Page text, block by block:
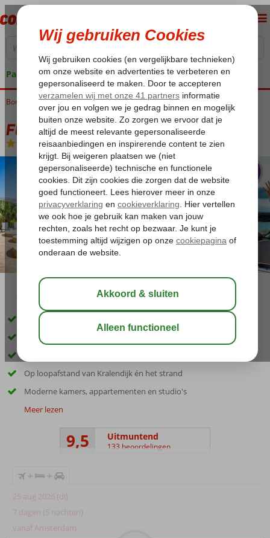
Pakketgarantie
Home
Bonaire Kralendijk Fly & Go All Seasons Appartementen
Fly & Go All Seasons Appartementen
Logies-Appartement
10:00
Inclusief huurauto
Only Adult: minimale leeftijd 13 jaar
Op loopafstand van Kralendijk én het strand
Moderne kamers, appartementen en studio's
Meer lezen
9,5 Uitmuntend
133 beoordelingen
+ +
25 aug 2026 (di)
7 dagen (5 nachten)
vanaf Amsterdam